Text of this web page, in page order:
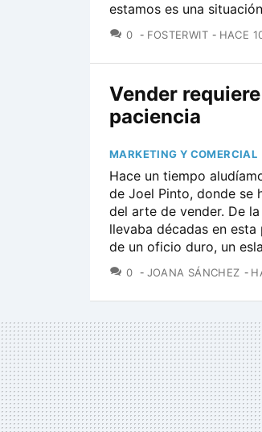
estamos es una
0 COMENTARIOS
FOSTERWIT HACE
Vender
paciencia
MARKETING Y COMERCIAL
Hace un tiempo
de Joel Pinto, donde se
del arte de vender. De
llevaba décadas en
de un oficio duro, un
0 COMENTARIOS
JOANA SÁNCHEZ